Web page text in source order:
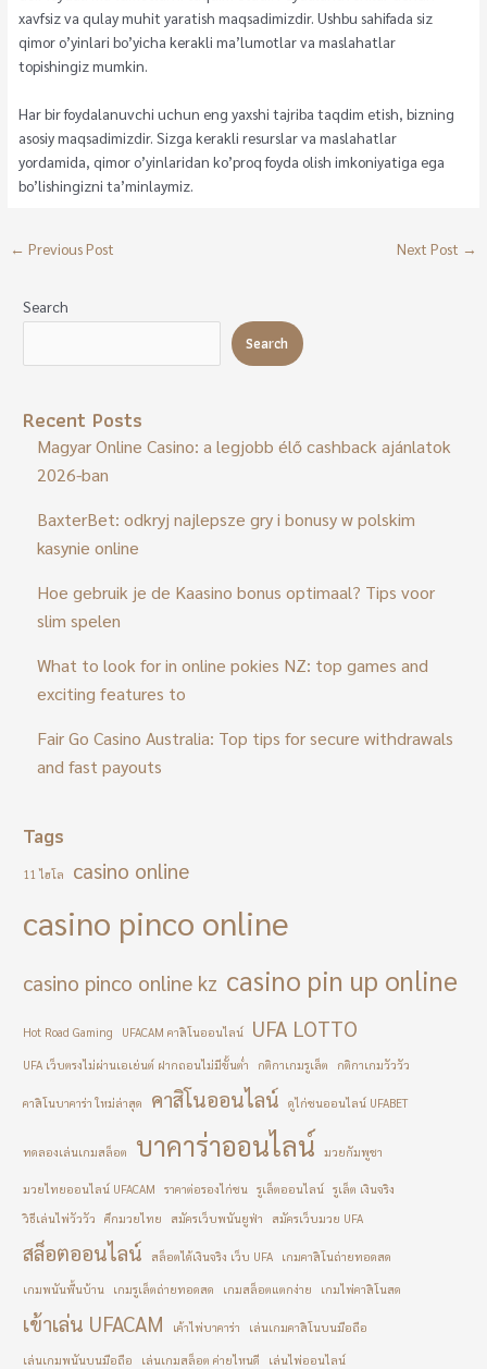
xavfsiz va qulay muhit yaratish maqsadimizdir. Ushbu sahifada siz
qimor o’yinlari bo’yicha kerakli ma’lumotlar va maslahatlar
topishingiz mumkin.
Har bir foydalanuvchi uchun eng yaxshi tajriba taqdim etish, bizning
asosiy maqsadimizdir. Sizga kerakli resurslar va maslahatlar
yordamida, qimor o’yinlaridan ko’proq foyda olish imkoniyatiga ega
bo’lishingizni ta’minlaymiz.
← Previous Post Next Post →
Search
Search
Recent Posts
Magyar Online Casino: a legjobb élő cashback ajánlatok
2026-ban
BaxterBet: odkryj najlepsze gry i bonusy w polskim
kasynie online
Hoe gebruik je de Kaasino bonus optimaal? Tips voor
slim spelen
What to look for in online pokies NZ: top games and
exciting features to
Fair Go Casino Australia: Top tips for secure withdrawals
and fast payouts
Tags
11 ไฮโล casino online
casino pinco online
casino pinco online kz casino pin up online
Hot Road Gaming UFACAM คาสิโนออนไลน์ UFA LOTTO
UFA เว็บตรงไม่ผ่านเอเย่นต์ ฝากถอนไม่มีขั้นต่ำ กติกาเกมรูเล็ต กติกาเกมวัววัว
คาสิโนบาคาร่า ใหม่ล่าสุด คาสิโนออนไลน์ ดูไก่ชนออนไลน์ UFABET
ทดลองเล่นเกมสล็อต บาคาร่าออนไลน์ มวยกัมพูชา
มวยไทยออนไลน์ UFACAM ราคาต่อรองไก่ชน รูเล็ตออนไลน์ รูเล็ต เงินจริง
วิธีเล่นไพ่วัววัว ศึกมวยไทย สมัครเว็บพนันยูฟ่า สมัครเว็บมวย UFA
สล็อตออนไลน์ สล็อตได้เงินจริง เว็บ UFA เกมคาสิโนถ่ายทอดสด
เกมพนันพื้นบ้าน เกมรูเล็ตถ่ายทอดสด เกมสล็อตแตกง่าย เกมไพ่คาสิโนสด
เข้าเล่น UFACAM เค้าไพ่บาคาร่า เล่นเกมคาสิโนบนมือถือ
เล่นเกมพนันบนมือถือ เล่นเกมสล็อต ค่ายไหนดี เล่นไพ่ออนไลน์